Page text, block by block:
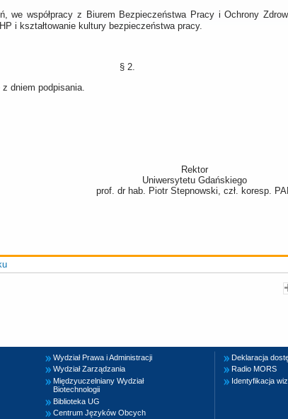
we współpracy z Biurem Bezpieczeństwa Pracy i Ochrony
i kształtowanie kultury bezpieczeństwa pracy.
§ 2.
dniem podpisania.
Rektor
Uniwersytetu Gdańskiego
prof. dr hab. Piotr Stepnowski, czł. koresp.
Wydział Prawa i Administracji
Wydział Zarządzania
Międzyuczelniany Wydział
Biotechnologii
Biblioteka UG
Centrum Języków Obcych
Deklaracja
Radio MORS
Identyfikacja